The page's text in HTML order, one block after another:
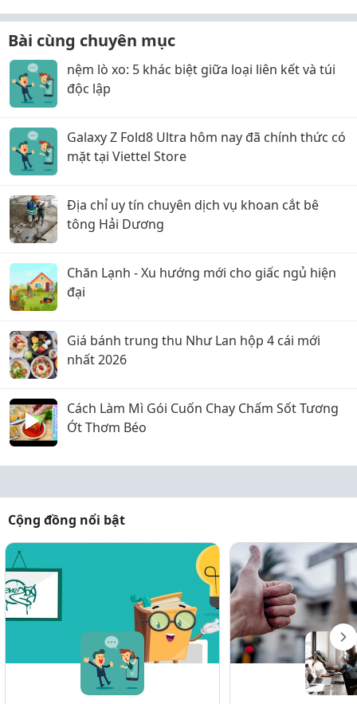
Bài cùng chuyên mục
nệm lò xo: 5 khác biệt giữa loại liên kết và túi
độc lập
Galaxy Z Fold8 Ultra hôm nay đã chính thức có
mặt tại Viettel Store
Địa chỉ uy tín chuyên dịch vụ khoan cắt bê
tông Hải Dương
Chăn Lạnh - Xu hướng mới cho giấc ngủ hiện
đại
Giá bánh trung thu Như Lan hộp 4 cái mới
nhất 2026
Cách Làm Mì Gói Cuốn Chay Chấm Sốt Tương
Ớt Thơm Béo
Cộng đồng nổi bật